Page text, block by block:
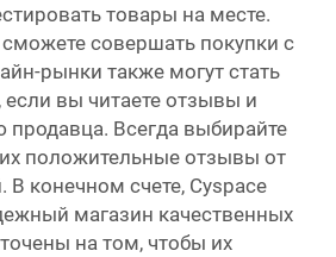
товары на месте.
совершать покупки с
рынки также могут стать
вы читаете отзывы и
продавца. Всегда выбирайте
положительные отзывы от
В конечном счете, Cyspace
магазин качественных
на том, чтобы их